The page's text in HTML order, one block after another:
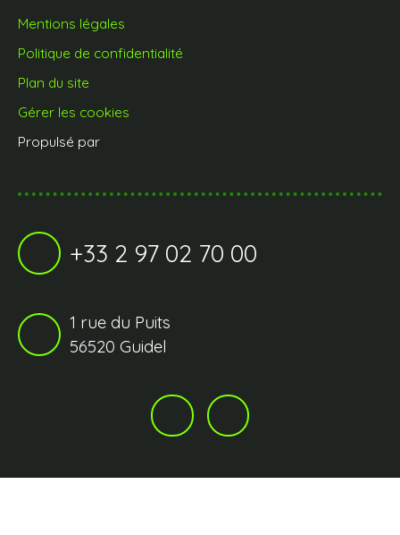
Mentions légales
Politique de confidentialité
Plan du site
Gérer les cookies
Propulsé par
+33 2 97 02 70 00
1 rue du Puits
56520 Guidel